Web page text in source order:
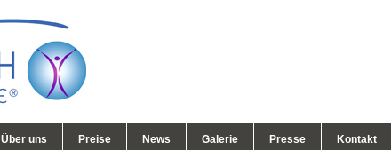
Über uns Preise News Galerie Presse Kontakt